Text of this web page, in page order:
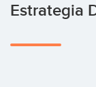
Estrategia